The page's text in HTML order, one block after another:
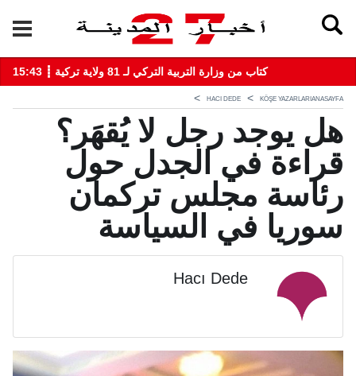
15:43 ┋ كتاب من وزارة التربية التركي لـ 81 ولاية تركية
ANASAYFA
KÖŞE YAZARLARI
HACI DEDE
هل يوجد رجل لا يُقهَر؟
قراءة في الجدل حول
رئاسة مجلس تركمان
سوريا في السياسة
Hacı Dede